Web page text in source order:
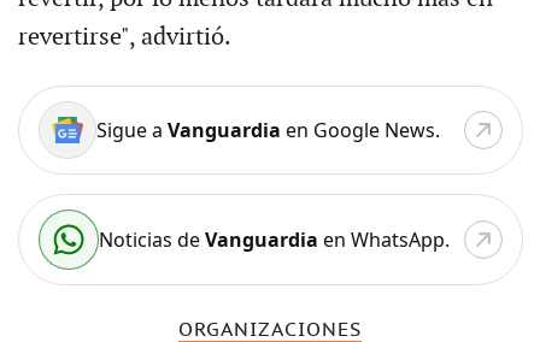
revertirse", advirtió.
Sigue a Vanguardia en Google News.
Noticias deVanguardia en WhatsApp.
ORGANIZACIONES